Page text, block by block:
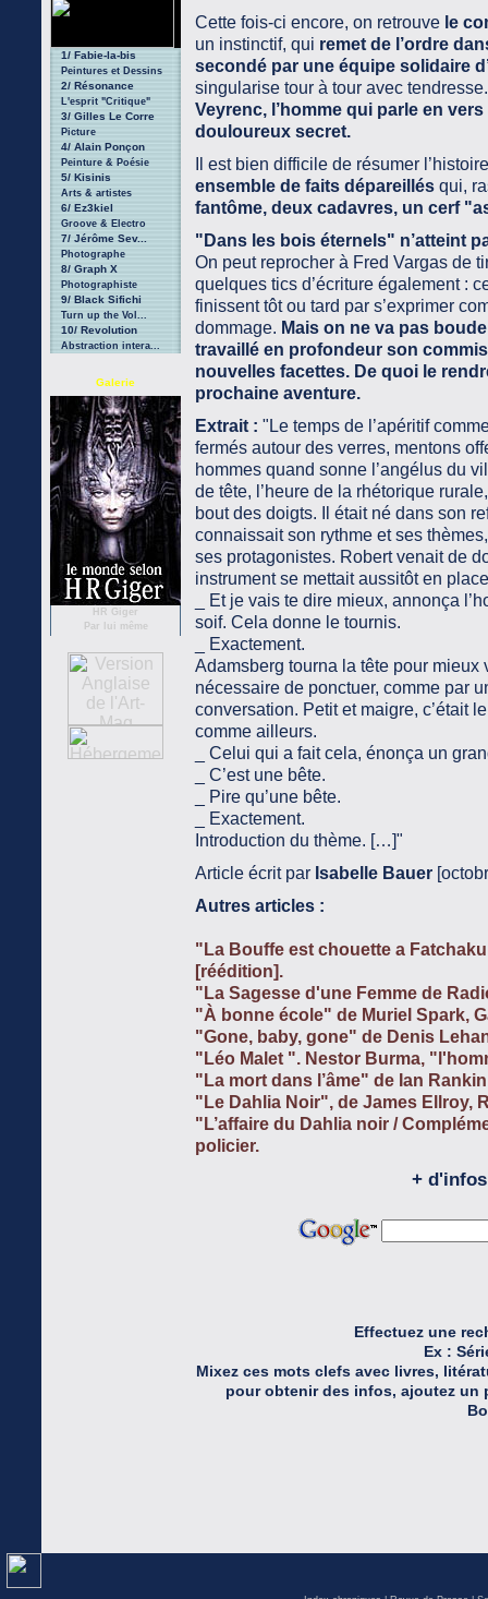
1/ Fabie-la-bis
Peintures et Dessins
2/ Résonance
L'esprit "Critique"
3/ Gilles Le Corre
Picture
4/ Alain Ponçon
Peinture & Poésie
5/ Kisinis
Arts & artistes
6/ Ez3kiel
Groove & Electro
7/ Jérôme Sev...
Photographe
8/ Graph X
Photographiste
9/ Black Sifichi
Turn up the Vol...
10/ Revolution
Abstraction intera...
Galerie
HR Giger
Par lui même
Cette fois-ci encore, on retrouve le
un instinctif, qui remet de l’ordre
secondé par une équipe solidaire
singularise tour à tour avec
Veyrenc, l’homme qui parle en
douloureux secret.
Il est bien difficile de résumer
ensemble de faits dépareillés qui,
fantôme, deux cadavres, un cerf
"Dans les bois éternels" n’atteint
On peut reprocher à Fred Vargas de
quelques tics d’écriture également :
finissent tôt ou tard par s’exprimer
dommage. Mais on ne va pas
travaillé en profondeur son
nouvelles facettes. De quoi le
prochaine aventure.
Extrait : "Le temps de l’apéritif
fermés autour des verres, mentons
hommes quand sonne l’angélus du
de tête, l’heure de la rhétorique
bout des doigts. Il était né dans son
connaissait son rythme et ses
ses protagonistes. Robert venait de
instrument se mettait aussitôt en
_ Et je vais te dire mieux, annonça
soif. Cela donne le tournis.
_ Exactement.
Adamsberg tourna la tête pour
nécessaire de ponctuer, comme par
conversation. Petit et maigre, c’était
comme ailleurs.
_ Celui qui a fait cela, énonça un
_ C’est une bête.
_ Pire qu’une bête.
_ Exactement.
Introduction du thème. […]"
Article écrit par Isabelle Bauer
Autres articles :
"La Bouffe est chouette a
[réédition].
"La Sagesse d'une Femme de
"À bonne école" de Muriel Spark,
"Gone, baby, gone" de Denis
"Léo Malet ". Nestor Burma,
"La mort dans l’âme" de Ian
"Le Dahlia Noir", de James Ellroy,
"L’affaire du Dahlia noir /
policier.
+
Effectuez une
Ex :
Mixez ces mots clefs avec livres,
pour obtenir des infos, ajoutez un